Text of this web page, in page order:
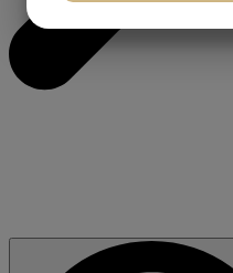
MARKNADSFÖRING